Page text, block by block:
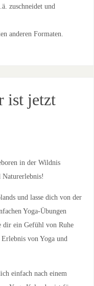
zuschneidet und
anderen Formaten.
ist jetzt
in der Wildnis
und lasse dich von der
Yoga-Übungen
dir ein Gefühl von Ruhe
von Yoga und
einfach nach einem